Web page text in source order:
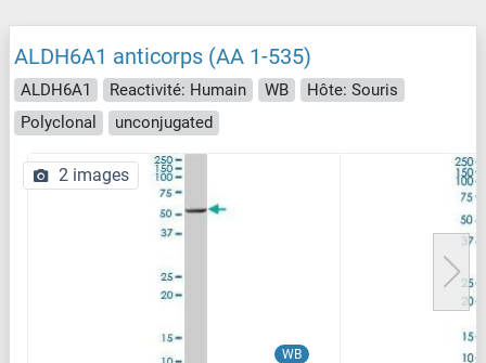
ALDH6A1 anticorps (AA 1-535)
ALDH6A1 Reactivité: Humain WB
Hôte: Souris
Polyclonal
unconjugated
WB
2 images